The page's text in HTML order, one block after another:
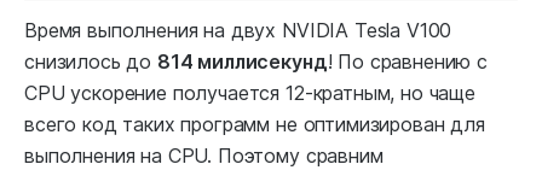
Время выполнения на двух NVIDIA Tesla V100
снизилось до 814 миллисекунд! По сравнению с
CPU ускорение получается 12-кратным, но чаще
всего код таких программ не оптимизирован для
выполнения на CPU. Поэтому сравним